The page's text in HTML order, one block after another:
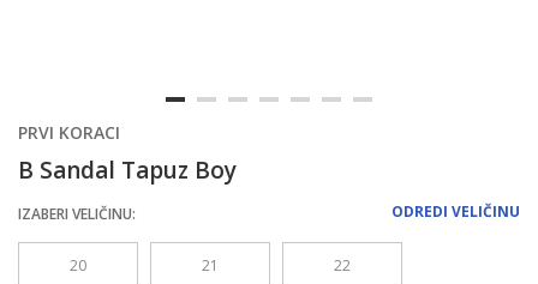
PRVI KORACI
B Sandal Tapuz Boy
ODREDI VELIČINU
IZABERI VELIČINU:
20 21 22